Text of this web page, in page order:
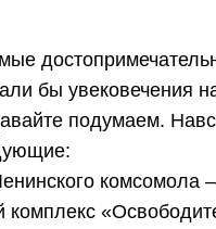
бы увековечения
подумаем.
комсомола –